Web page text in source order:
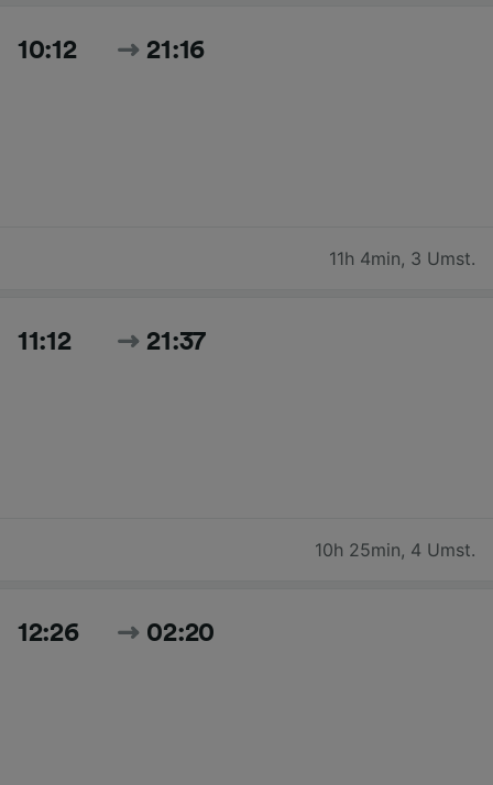
10:12 21:16
11h 4min, 3 Umst.
11:12 21:37
10h 25min, 4 Umst.
12:26 02:20